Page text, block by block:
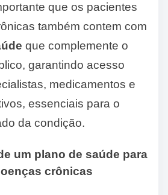
que os pacientes
também contem com
que complemente o
garantindo acesso
medicamentos e
essenciais para o
da condição.
um plano de saúde para
crônicas